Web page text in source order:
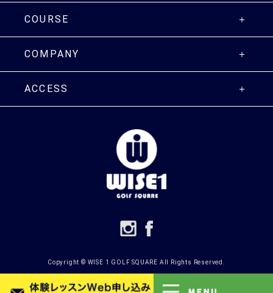
Copyright © WISE 1 GOLF SQUARE All Rights Reserved.
COURSE
COMPANY
ACCESS